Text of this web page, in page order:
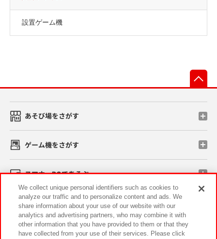
設置ゲーム機
あそび場をさがす
ゲーム機をさがす
スマホ・PCであそぶ
イベント・キャンペーン
We collect unique personal identifiers such as cookies to
analyze our traffic and to personalize content and ads. We
share information about your use of our website with our
analytics and advertising partners, who may combine it with
other information that you have provided to them or that they
have collected from your use of their services. Please click